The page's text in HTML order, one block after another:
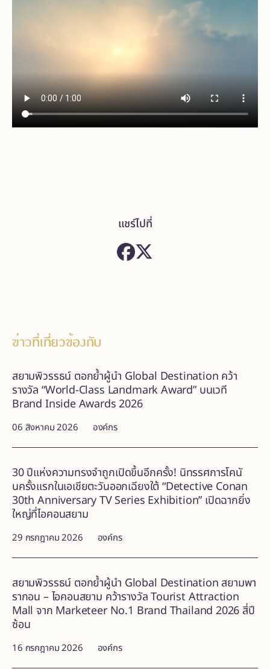
แชร์ไปที่
ข่าวที่เกี่ยวข้องกับ
06 สิงหาคม 2026 องค์กร
สยามพิวรรธน์ ตอกย้ำผู้นำ Global Destination คว้า
รางวัล “World-Class Landmark Award” บนเวที
Brand Inside Awards 2026
29 กรกฎาคม 2026 องค์กร
30 ปีแห่งความทรงจำถูกเปิดขึ้นอีกครั้ง! นิทรรศการโคนั
นครั้งแรกในเอเชียตะวันออกเฉียงใต้ “Detective Conan
30th Anniversary TV Series Exhibition” เปิดฉากยิ่ง
ใหญ่ที่ไอคอนสยาม
16 กรกฎาคม 2026 องค์กร
สยามพิวรรธน์ ตอกย้ำผู้นำ Global Destination สยามพา
รากอน – ไอคอนสยาม คว้ารางวัล Tourist Attraction
Mall จาก Marketeer No.1 Brand Thailand 2026 สี่ปี
ซ้อน